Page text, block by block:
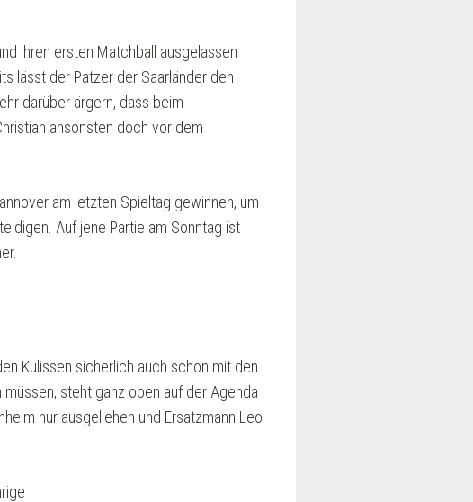
ihren ersten Matchball ausgelassen
lässt der Patzer der Saarländer den
darüber ärgern, dass beim
ansonsten doch vor dem
am letzten Spieltag gewinnen, um
Auf jene Partie am Sonntag ist
Kulissen sicherlich auch schon mit den
steht ganz oben auf der Agenda
nur ausgeliehen und Ersatzmann Leo